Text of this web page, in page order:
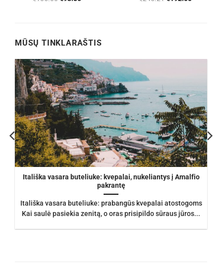
MŪSŲ TINKLARAŠTIS
Itališka vasara buteliuke: kvepalai, nukeliantys į Amalfio
pakrantę
Itališka vasara buteliuke: prabangūs kvepalai atostogoms
Kai saulė pasiekia zenitą, o oras prisipildo sūraus jūros...